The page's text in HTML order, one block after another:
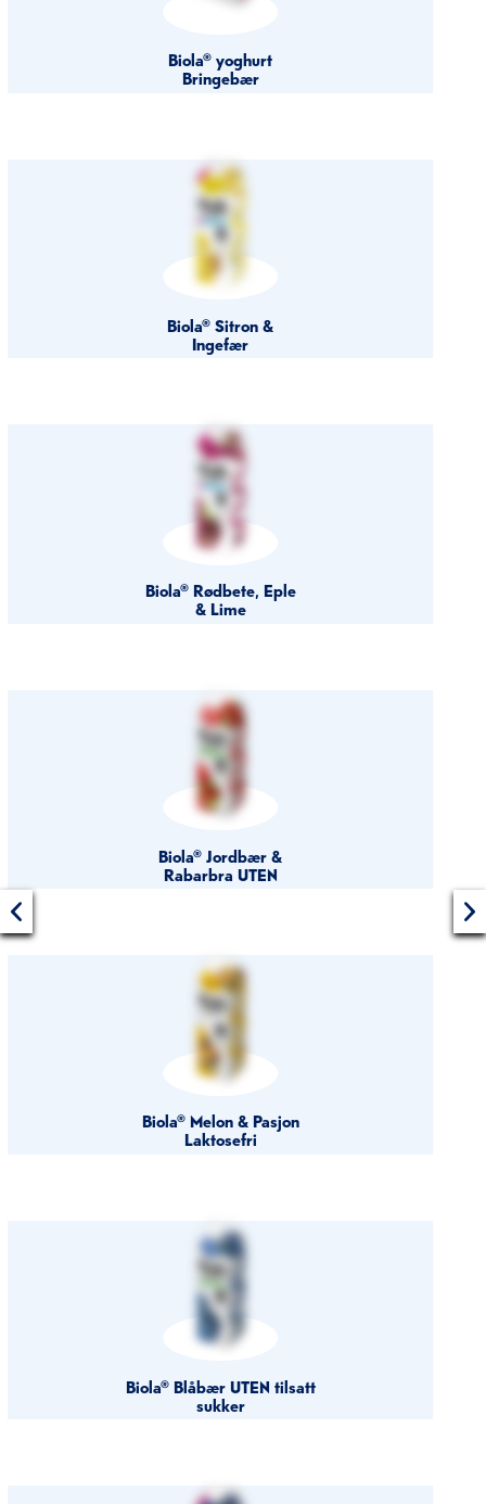
Biola® yoghurt
Bringebær
Biola® Sitron &
Ingefær
Biola® Rødbete, Eple
& Lime
Biola® Jordbær &
Rabarbra UTEN
Biola® Melon & Pasjon
Laktosefri
Biola® Blåbær UTEN tilsatt
sukker